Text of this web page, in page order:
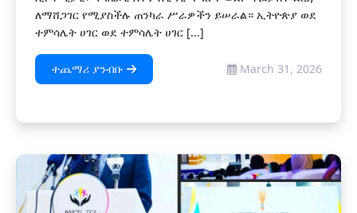
ለማሸጋገር የሚያስችሉ ጠንካራ ሥራዎችን ይሠራል። ኢትዮጵያ ወደ
ተምሳሌት ሀገር ወደ ተምሳሌት ሀገር [...]
ተጨማሪ ያንብቡ March 31, 2026